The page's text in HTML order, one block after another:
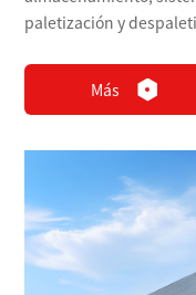
paletización y
Más